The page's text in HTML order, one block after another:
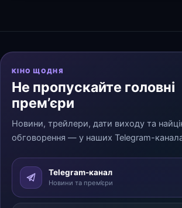
КІНО ЩОДНЯ
Не пропускайте головні
прем’єри
Новини, трейлери, дати виходу та
обговорення — у наших Telegram-
Telegram-канал
Новини та прем’єри